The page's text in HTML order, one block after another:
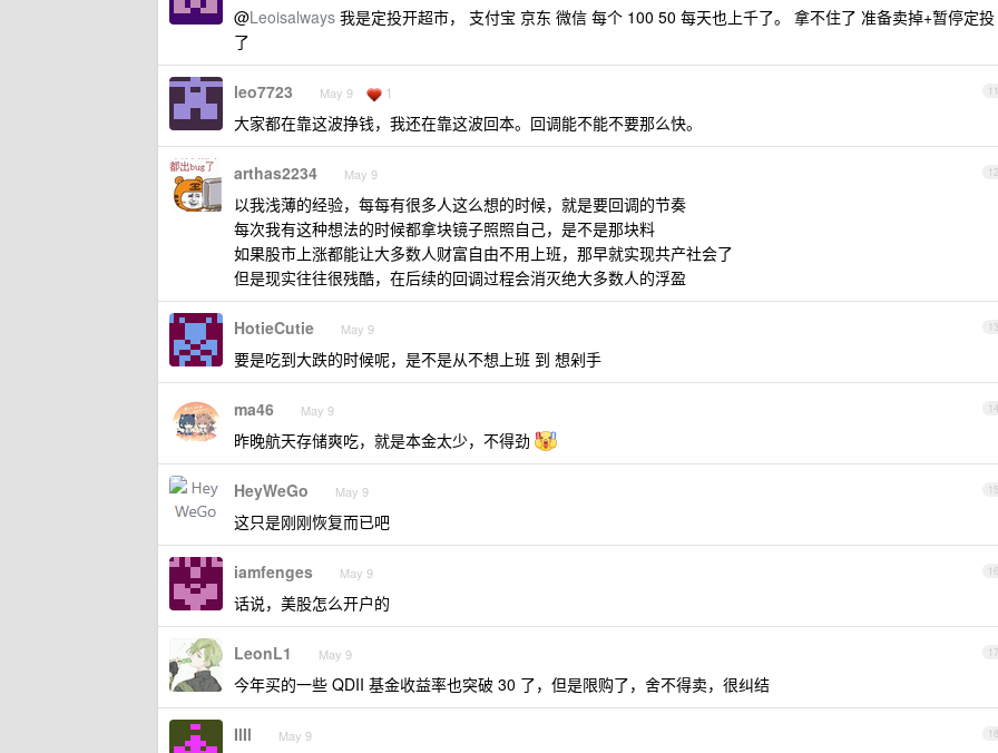
@Leoisalways 我是定投开超市， 支付宝 京东 微信 每个 100 50 每天也上千了。 拿不住了 准备卖掉+暂停定投
了
11
leo7723 May 9 1
大家都在靠这波挣钱，我还在靠这波回本。回调能不能不要那么快。
12
arthas2234 May 9
以我浅薄的经验，每每有很多人这么想的时候，就是要回调的节奏
每次我有这种想法的时候都拿块镜子照照自己，是不是那块料
如果股市上涨都能让大多数人财富自由不用上班，那早就实现共产社会了
但是现实往往很残酷，在后续的回调过程会消灭绝大多数人的浮盈
13
HotieCutie May 9
要是吃到大跌的时候呢，是不是从不想上班 到 想剁手
14
ma46 May 9
昨晚航天存储爽吃，就是本金太少，不得劲
15
HeyWeGo May 9
这只是刚刚恢复而已吧
16
iamfenges May 9
话说，美股怎么开户的
17
LeonL1 May 9
今年买的一些 QDII 基金收益率也突破 30 了，但是限购了，舍不得卖，很纠结
18
IlIl May 9